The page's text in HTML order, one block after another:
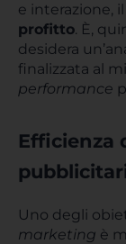
e interazione, il
profitto. È,
desidera
finalizzata al
performance
Efficienza
Uno degli
marketing è